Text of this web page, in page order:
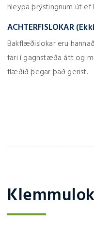
hleypa þrýstingnum út
ACHTERFISLOKAR
Bakflæðislokar eru
fari í gagnstæða átt og
flæðið þegar það gerist.